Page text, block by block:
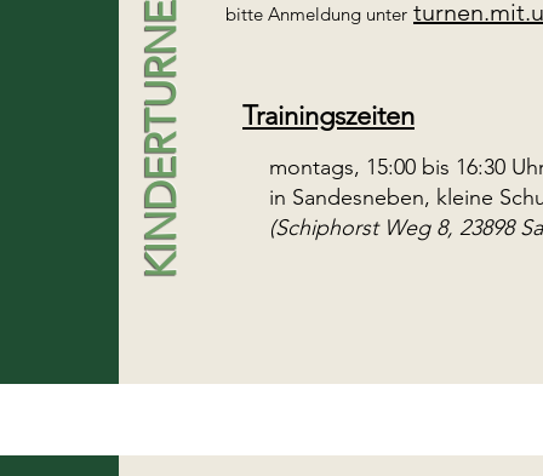
bitte Anmeldung unter
Trainingszeiten
montags, 15:00 bis 16:30
in Sandesneben, kleine
(Schiphorst Weg 8, 23898